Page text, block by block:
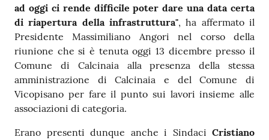
ad oggi ci rende difficile poter dare una data certa
di riapertura della infrastruttura", ha affermato il
Presidente Massimiliano Angori nel corso della
riunione che si è tenuta oggi 13 dicembre presso il
Comune di Calcinaia alla presenza della stessa
amministrazione di Calcinaia e del Comune di
Vicopisano per fare il punto sui lavori insieme alle
associazioni di categoria.
Erano presenti dunque anche i Sindaci Cristiano